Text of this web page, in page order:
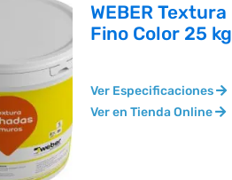
WEBER Textura
Fino Color 25 kg
Ver Especificaciones
Ver en Tienda Online